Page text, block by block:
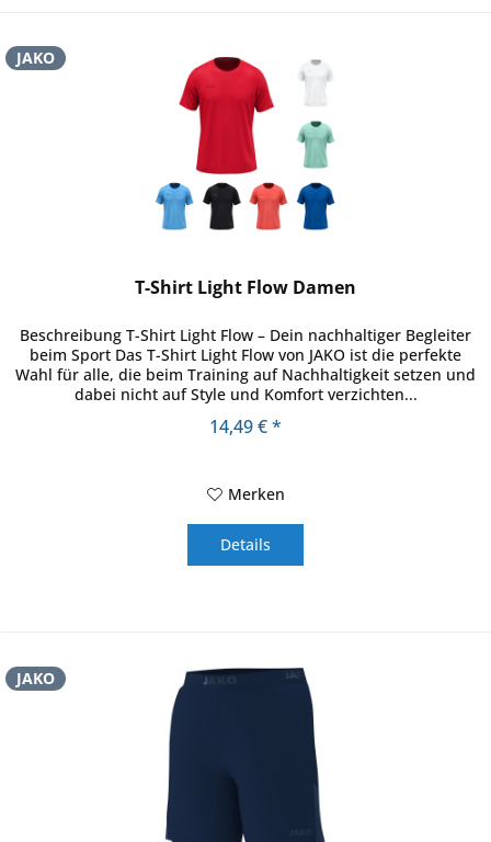
JAKO
T-Shirt Light Flow Damen
Beschreibung T-Shirt Light Flow – Dein nachhaltiger Begleiter
beim Sport Das T-Shirt Light Flow von JAKO ist die perfekte
Wahl für alle, die beim Training auf Nachhaltigkeit setzen und
dabei nicht auf Style und Komfort verzichten...
14,49 € *
Merken
Details
JAKO